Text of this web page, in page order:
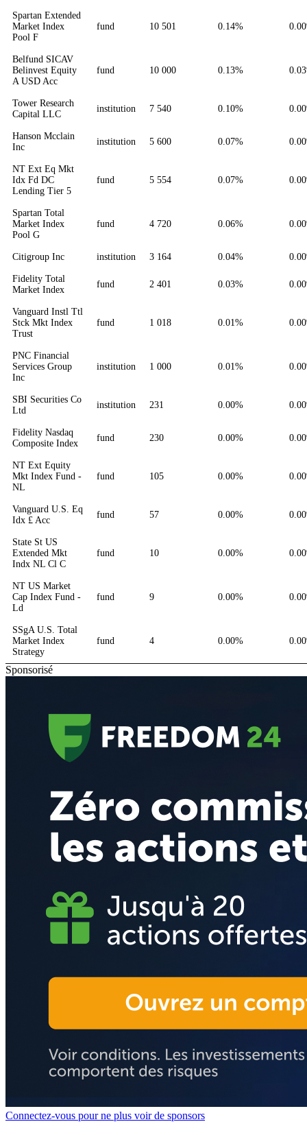
Spartan Extended
Market Index
Pool F
fund 10 501 0.14%
Belfund SICAV
Belinvest Equity
A USD Acc
fund 10 000 0.13%
Tower Research
Capital LLC
institution 7 540 0.10%
Hanson Mcclain
Inc
institution 5 600 0.07%
NT Ext Eq Mkt
Idx Fd DC
Lending Tier 5
fund 5 554 0.07%
Spartan Total
Market Index
Pool G
fund 4 720 0.06%
Citigroup Inc institution 3 164 0.04%
Fidelity Total
Market Index
fund 2 401 0.03%
Vanguard Instl Ttl
Stck Mkt Index
Trust
fund 1 018 0.01%
PNC Financial
Services Group
Inc
institution 1 000 0.01%
SBI Securities Co
Ltd
institution 231 0.00%
Fidelity Nasdaq
Composite Index
fund 230 0.00%
NT Ext Equity
Mkt Index Fund -
NL
fund 105 0.00%
Vanguard U.S. Eq
Idx £ Acc
fund 57 0.00%
State St US
Extended Mkt
Indx NL Cl C
fund 10 0.00%
NT US Market
Cap Index Fund -
Ld
fund 9 0.00%
SSgA U.S. Total
Market Index
Strategy
fund 4 0.00%
Sponsorisé
Connectez-vous pour ne plus voir de sponsors